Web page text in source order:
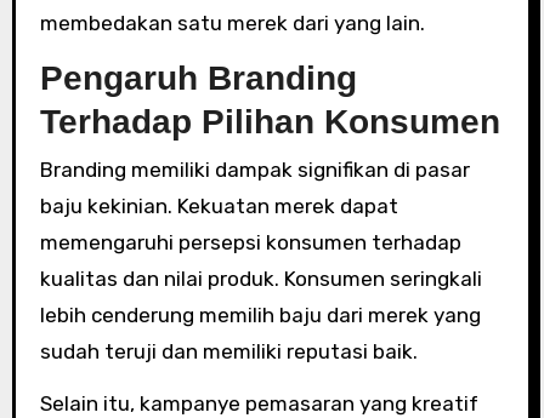
membedakan satu merek dari yang lain.
Pengaruh Branding
Terhadap Pilihan Konsumen
Branding memiliki dampak signifikan di pasar
baju kekinian. Kekuatan merek dapat
memengaruhi persepsi konsumen terhadap
kualitas dan nilai produk. Konsumen seringkali
lebih cenderung memilih baju dari merek yang
sudah teruji dan memiliki reputasi baik.
Selain itu, kampanye pemasaran yang kreatif